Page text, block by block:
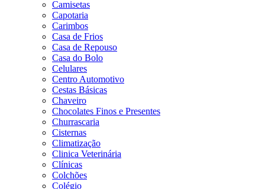
Camisetas
Capotaria
Carimbos
Casa de Frios
Casa de Repouso
Casa do Bolo
Celulares
Centro Automotivo
Cestas Básicas
Chaveiro
Chocolates Finos e Presentes
Churrascaria
Cisternas
Climatização
Clinica Veterinária
Clínicas
Colchões
Colégio